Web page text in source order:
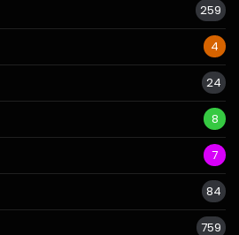
259
4
24
8
7
84
759